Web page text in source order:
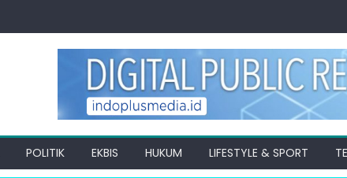
POLITIK EKBIS HUKUM LIFESTYLE & SPORT